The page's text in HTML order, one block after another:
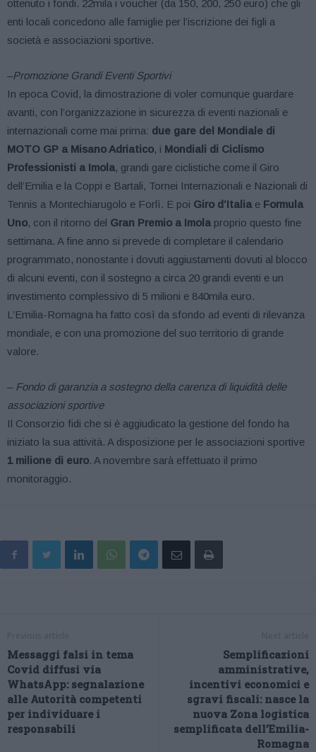
ottenuto i fondi. 22mila i voucher (da 150, 200, 250 euro) che gli
enti locali concedono alle famiglie per l’iscrizione dei figli a
società e associazioni sportive.
–Promozione Grandi Eventi Sportivi
In epoca Covid, la dimostrazione di voler comunque guardare
avanti, con l’organizzazione in sicurezza di eventi nazionali e
internazionali come mai prima: due gare del Mondiale di
MOTO GP a Misano Adriatico, i Mondiali di Ciclismo
Professionisti a Imola, grandi gare ciclistiche come il Giro
dell’Emilia e la Coppi e Bartali, Tornei Internazionali e Nazionali di
Tennis a Montechiarugolo e Forlì. E poi Giro d’Italia e Formula
Uno, con il ritorno del Gran Premio a Imola proprio questo fine
settimana. A fine anno si prevede di completare il calendario
programmato, nonostante i dovuti aggiustamenti dovuti al blocco
di alcuni eventi, con il sostegno a circa 20 grandi eventi e un
investimento complessivo di 5 milioni e 840mila euro.
L’Emilia-Romagna ha fatto così da sfondo ad eventi di rilevanza
mondiale, e con una promozione del suo territorio di grande
valore.
– Fondo di garanzia a sostegno della carenza di liquidità delle
associazioni sportive
Il Consorzio fidi che si è aggiudicato la gestione del fondo ha
iniziato la sua attività. A disposizione per le associazioni sportive
1 milione di euro. A novembre sarà effettuato il primo
monitoraggio.
Messaggi falsi in tema
Covid diffusi via
WhatsApp: segnalazione
alle Autorità competenti
per individuare i
responsabili
Semplificazioni
amministrative,
incentivi economici e
sgravi fiscali: nasce la
nuova Zona logistica
semplificata dell’Emilia-
Romagna